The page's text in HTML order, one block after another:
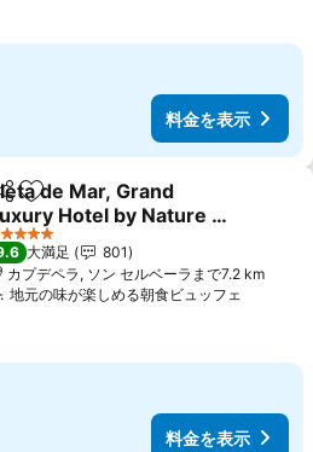
料金を表示
ェアお気に入りに追加
de Mar, Grand
Hotel by Nature -
Only
テルのランク
大満足
801
カプデペラ, ソン セルベーラまで7.2 km
地元の味が楽しめる朝食ビュッフェ
料金を表示